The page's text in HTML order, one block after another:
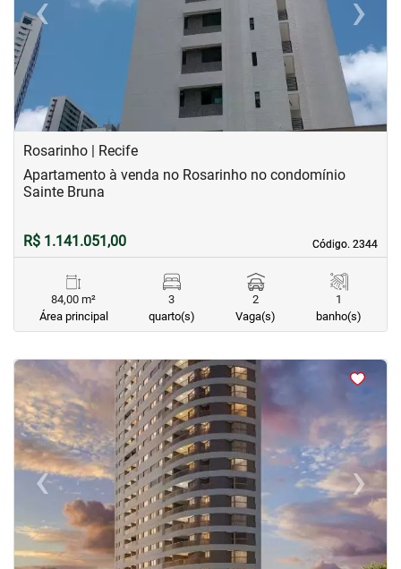
Previous Next
Rosarinho | Recife
Código. 2344
Código. 2344
Apartamento à venda no Rosarinho no condomínio
Sainte Bruna
R$ 1.141.051,00
84,00 m²
Área principal
3
quarto(s)
2
Vaga(s)
1
banho(s)
<< <<
‹Previous ›Next